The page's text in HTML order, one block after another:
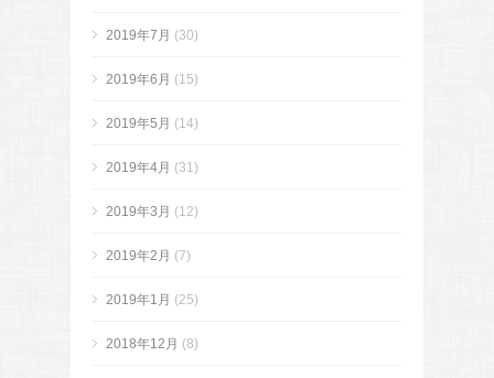
2019年7月 (30)
2019年6月 (15)
2019年5月 (14)
2019年4月 (31)
2019年3月 (12)
2019年2月 (7)
2019年1月 (25)
2018年12月 (8)